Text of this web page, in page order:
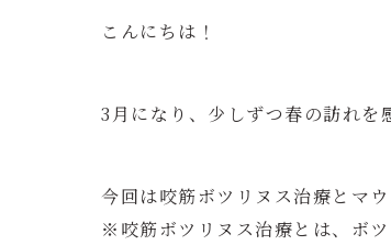
こんにちは！
3月になり、少しずつ春の訪れを
今回は咬筋ボツリヌス治療とマ
※咬筋ボツリヌス治療とは、ボ